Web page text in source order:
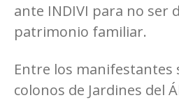
ante INDIVI para no ser
patrimonio familiar.
Entre los manifestantes
colonos de Jardines del